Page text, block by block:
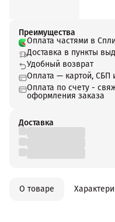
Преимущества
Оплата частями в
Доставка в пункты
Удобный возврат
Оплата — картой, СБП
Оплата по счету -
оформления заказа
Доставка
О товаре